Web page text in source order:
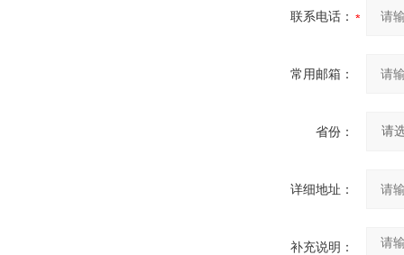
联系电话：
常用邮箱：
省份：
详细地址：
补充说明：